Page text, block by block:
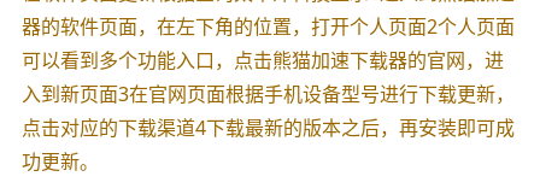
器的软件页面，在左下角的位置，打开个人页面2个人页面
可以看到多个功能入口，点击熊猫加速下载器的官网，进
入到新页面3在官网页面根据手机设备型号进行下载更新，
点击对应的下载渠道4下载最新的版本之后，再安装即可成
功更新。